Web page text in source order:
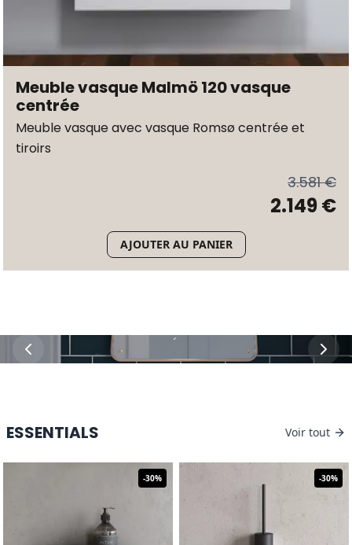
Meuble vasque Malmö 120 vasque
centrée
Meuble vasque avec vasque Romsø centrée et
tiroirs
3.581 €
2.149 €
AJOUTER AU PANIER
´
ESSENTIALS Voir tout
-30% -30%